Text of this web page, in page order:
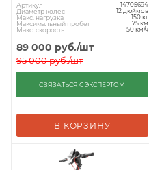
Артикул 14705694
Диаметр колес 12 дюймов
Макс. нагрузка 150 кг
Максимальный пробег 75 км
Макс. скорость 50 км/ч
89 000 руб./шт
95 000руб./шт
СВЯЗАТЬСЯ С ЭКСПЕРТОМ
В КОРЗИНУ